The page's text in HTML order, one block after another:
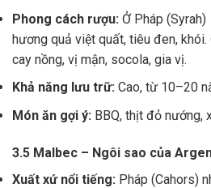
Phong cách rượu: Ở Pháp
hương quả việt quất, tiêu đen,
cay nồng, vị mận, socola, gia vị.
Khả năng lưu trữ: Cao, từ 10–20
Món ăn gợi ý: BBQ, thịt đỏ nướng,
3.5 Malbec – Ngôi sao của
Xuất xứ nổi tiếng: Pháp (Cahors)